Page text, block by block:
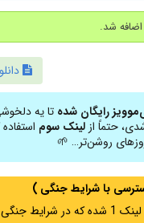
رایگان شده تا یه
حتماً از لینک سوم
روشن‌تر… 🌱
با شرایط جنگی )
اگر از ایران به آدرس مخفی متصل هستید ، لینک 3